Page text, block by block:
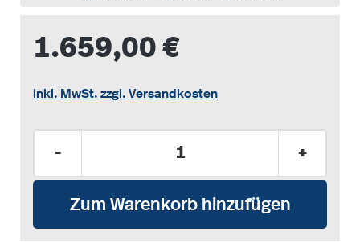
1.659,00 €
inkl. MwSt. zzgl. Versandkosten
- +
Zum Warenkorb hinzufügen